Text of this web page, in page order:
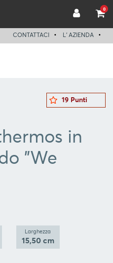
0
CONTATTACI L' AZIENDA
19 Punti
in
"We
Larghezza
15,50 cm